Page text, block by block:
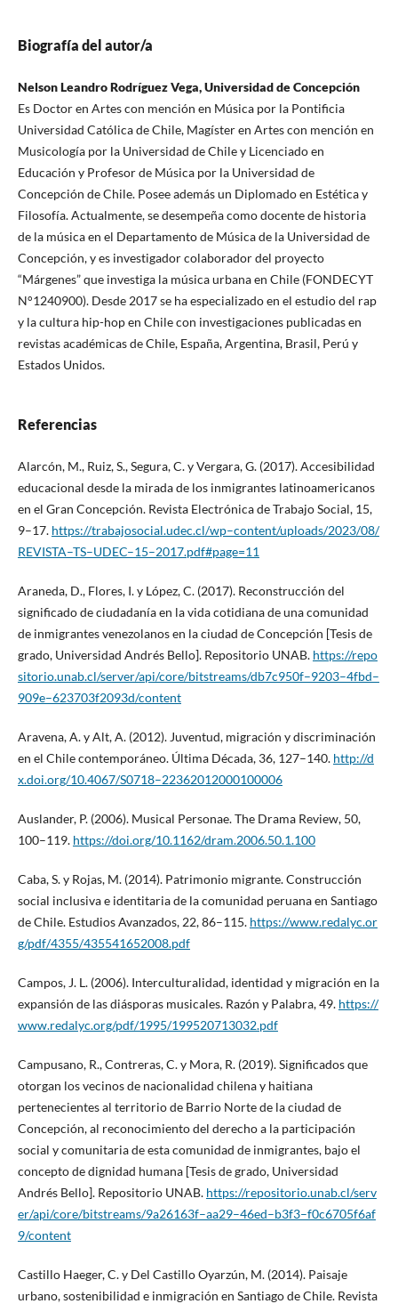
Biografía del autor/a
Nelson Leandro Rodríguez Vega, Universidad de Concepción
Es Doctor en Artes con mención en Música por la Pontificia
Universidad Católica de Chile, Magíster en Artes con mención en
Musicología por la Universidad de Chile y Licenciado en
Educación y Profesor de Música por la Universidad de
Concepción de Chile. Posee además un Diplomado en Estética y
Filosofía. Actualmente, se desempeña como docente de historia
de la música en el Departamento de Música de la Universidad de
Concepción, y es investigador colaborador del proyecto
“Márgenes” que investiga la música urbana en Chile (FONDECYT
N°1240900). Desde 2017 se ha especializado en el estudio del rap
y la cultura hip-hop en Chile con investigaciones publicadas en
revistas académicas de Chile, España, Argentina, Brasil, Perú y
Estados Unidos.
Referencias
Alarcón, M., Ruiz, S., Segura, C. y Vergara, G. (2017). Accesibilidad
educacional desde la mirada de los inmigrantes latinoamericanos
en el Gran Concepción. Revista Electrónica de Trabajo Social, 15,
9–17. https://trabajosocial.udec.cl/wp–content/uploads/2023/08/
REVISTA–TS–UDEC–15–2017.pdf#page=11
Araneda, D., Flores, I. y López, C. (2017). Reconstrucción del
significado de ciudadanía en la vida cotidiana de una comunidad
de inmigrantes venezolanos en la ciudad de Concepción [Tesis de
grado, Universidad Andrés Bello]. Repositorio UNAB. https://repo
sitorio.unab.cl/server/api/core/bitstreams/db7c950f–9203–4fbd–
909e–623703f2093d/content
Aravena, A. y Alt, A. (2012). Juventud, migración y discriminación
en el Chile contemporáneo. Última Década, 36, 127–140. http://d
x.doi.org/10.4067/S0718–22362012000100006
Auslander, P. (2006). Musical Personae. The Drama Review, 50,
100–119. https://doi.org/10.1162/dram.2006.50.1.100
Caba, S. y Rojas, M. (2014). Patrimonio migrante. Construcción
social inclusiva e identitaria de la comunidad peruana en Santiago
de Chile. Estudios Avanzados, 22, 86–115. https://www.redalyc.or
g/pdf/4355/435541652008.pdf
Campos, J. L. (2006). Interculturalidad, identidad y migración en la
expansión de las diásporas musicales. Razón y Palabra, 49. https://
www.redalyc.org/pdf/1995/199520713032.pdf
Campusano, R., Contreras, C. y Mora, R. (2019). Significados que
otorgan los vecinos de nacionalidad chilena y haitiana
pertenecientes al territorio de Barrio Norte de la ciudad de
Concepción, al reconocimiento del derecho a la participación
social y comunitaria de esta comunidad de inmigrantes, bajo el
concepto de dignidad humana [Tesis de grado, Universidad
Andrés Bello]. Repositorio UNAB. https://repositorio.unab.cl/serv
er/api/core/bitstreams/9a26163f–aa29–46ed–b3f3–f0c6705f6af
9/content
Castillo Haeger, C. y Del Castillo Oyarzún, M. (2014). Paisaje
urbano, sostenibilidad e inmigración en Santiago de Chile. Revista